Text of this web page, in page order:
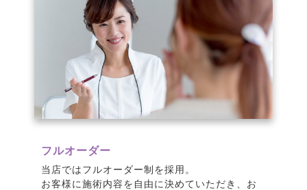
フルオーダー
当店ではフルオーダー制を採用。
お客様に施術内容を自由に決めていただき、お